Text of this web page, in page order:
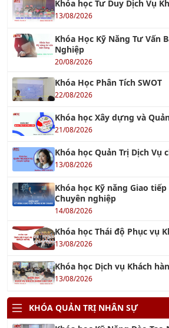
Nghiệp
Khóa Học Phân Tích SWOT
22/08/2026
Khóa học Xây dựng và
21/08/2026
Khóa học Quản Trị Dịch Vụ
13/08/2026
Khóa học Kỹ năng Giao tiếp
Chuyên nghiệp
Khóa học Thái độ Phục vụ
13/08/2026
Khóa học Dịch vụ Khách
13/08/2026
KHÓA QUẢN TRỊ NHÂN SỰ
20/08/2026
Khóa Học Kỹ Năng Quản Lý